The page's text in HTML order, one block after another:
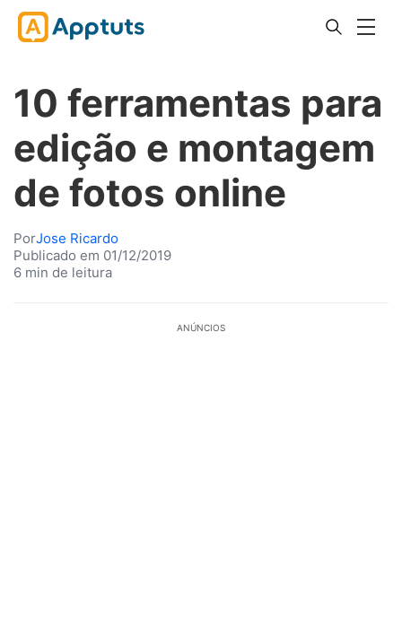
10 ferramentas para
edição e montagem
de fotos online
PorJose Ricardo
Publicado em 01/12/2019
6 min de leitura
ANÚNCIOS